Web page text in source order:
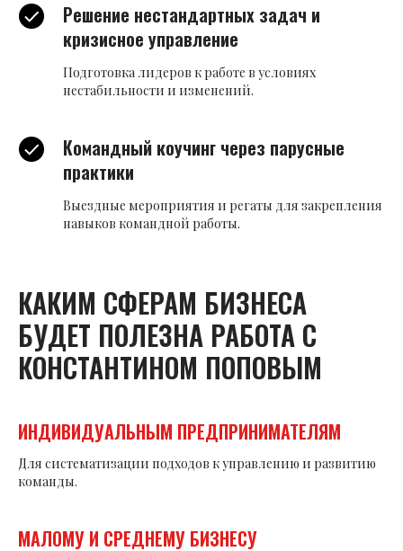
Решение нестандартных задач и
кризисное управление
Подготовка лидеров к работе в условиях
нестабильности и изменений.
Командный коучинг через парусные
практики
Выездные мероприятия и регаты для закрепления
навыков командной работы.
КАКИМ СФЕРАМ БИЗНЕСА
БУДЕТ ПОЛЕЗНА РАБОТА С
КОНСТАНТИНОМ ПОПОВЫМ
ИНДИВИДУАЛЬНЫМ ПРЕДПРИНИМАТЕЛЯМ
Для систематизации подходов к управлению и развитию
команды.
МАЛОМУ И СРЕДНЕМУ БИЗНЕСУ